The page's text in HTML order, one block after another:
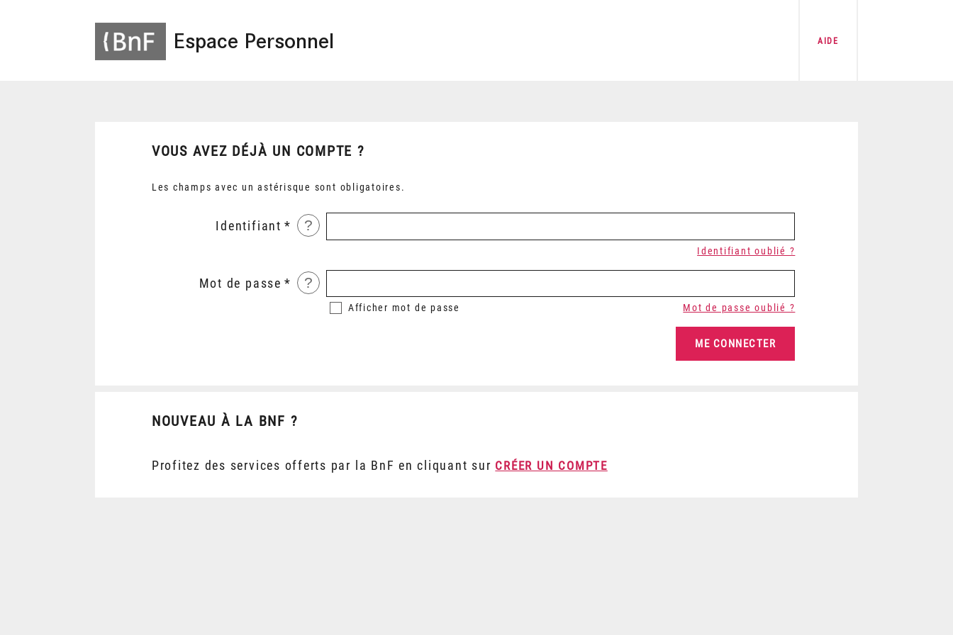
Espace Personnel AIDE
VOUS AVEZ DÉJÀ UN COMPTE ?
Les champs avec un astérisque sont obligatoires.
Identifiant ?
Identifiant oublié ?
Mot de passe ?
Afficher mot de passe Mot de passe oublié ?
NOUVEAU À LA BNF ?
Profitez des services offerts par la BnF en cliquant sur CRÉER UN COMPTE